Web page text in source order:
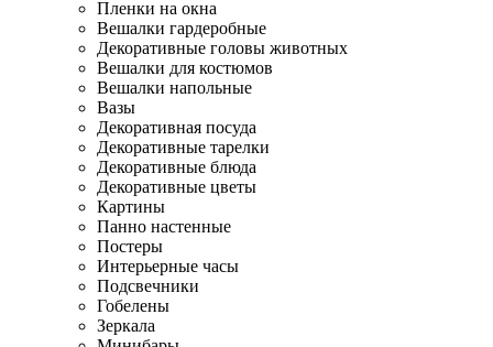
Пленки на окна
Вешалки гардеробные
Декоративные головы животных
Вешалки для костюмов
Вешалки напольные
Вазы
Декоративная посуда
Декоративные тарелки
Декоративные блюда
Декоративные цветы
Картины
Панно настенные
Постеры
Интерьерные часы
Подсвечники
Гобелены
Зеркала